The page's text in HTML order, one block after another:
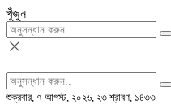
খুঁজুন
শুক্রবার, ৭ আগস্ট, ২০২৬, ২৩ শ্রাবণ, ১৪৩৩